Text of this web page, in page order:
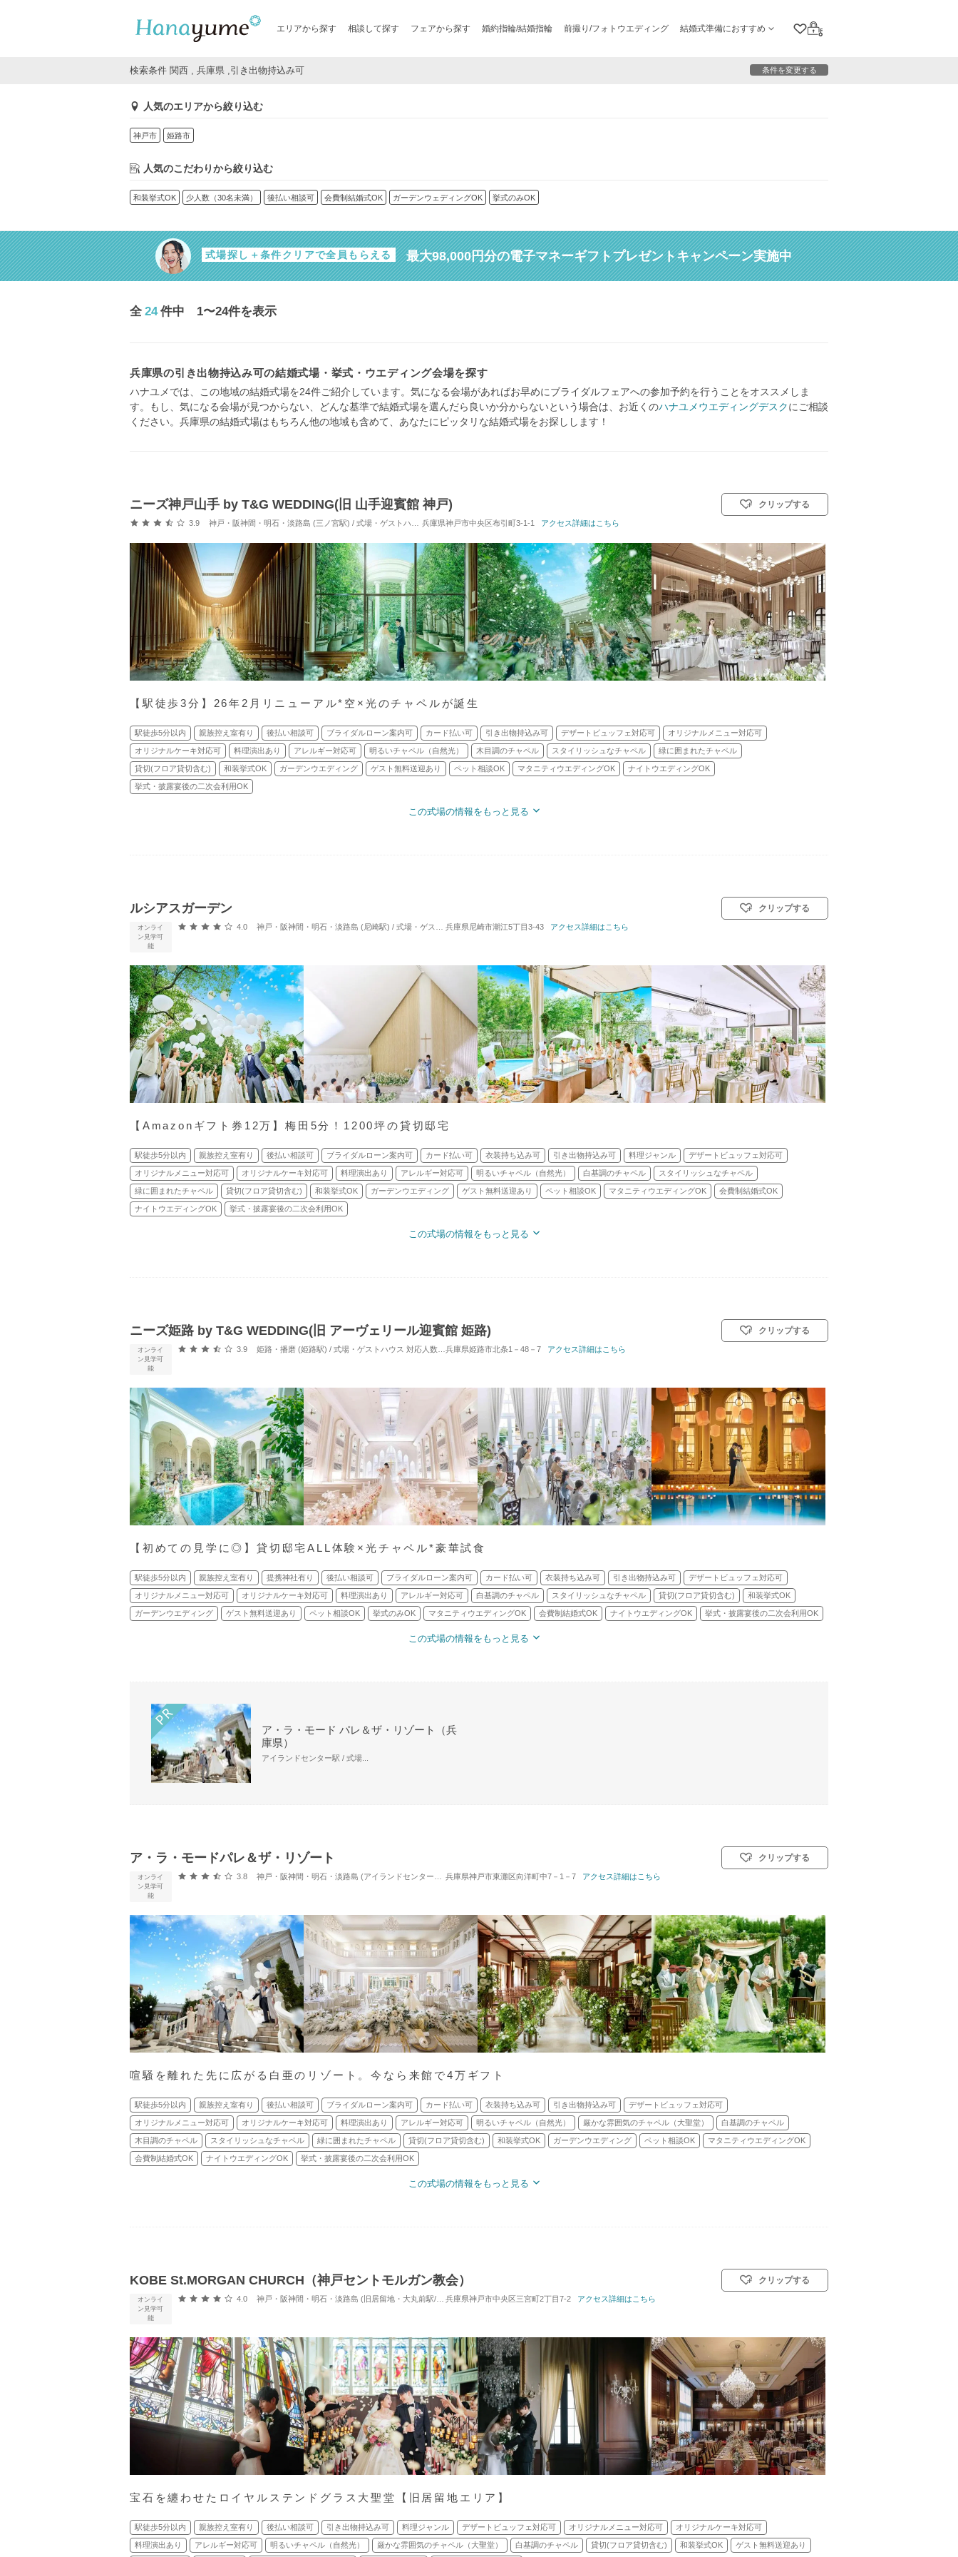
エリアから探す 相談して探す フェアから探す 婚約指輪/結婚指輪 前撮り/フォトウエディング 結婚式準備におすすめ
クリップリスト
ログイン
検索条件 関西 , 兵庫県 ,引き出物持込み可 条件を変更する
人気のエリアから絞り込む
神戸市 姫路市
人気のこだわりから絞り込む
和装挙式OK 少人数（30名未満） 後払い相談可 会費制結婚式OK ガーデンウェディングOK 挙式のみOK
式場探し＋条件クリアで全員もらえる 最大98,000円分の電子マネーギフトプレゼントキャンペーン実施中
全 24 件中 1〜24件を表示
兵庫県の引き出物持込み可の結婚式場・挙式・ウエディング会場を探す
ハナユメでは、この地域の結婚式場を24件ご紹介しています。気になる会場があればお早めにブライダルフェアへの参加予約を行うことをオススメしま
す。もし、気になる会場が見つからない、どんな基準で結婚式場を選んだら良いか分からないという場合は、お近くのハナユメウエディングデスクにご相談
ください。兵庫県の結婚式場はもちろん他の地域も含めて、あなたにピッタリな結婚式場をお探しします！
ニーズ神戸山手 by T&G WEDDING(旧 山手迎賓館 神戸)
口コミ評価
3.9 神戸・阪神間・明石・淡路島 (三ノ宮駅) / 式場・ゲストハウス 対応人数: 着席：10名 ～ 114名 挙式スタイル: 教会式(キリスト教式)／人前式／和装人前式
兵庫県神戸市中央区布引町3-1-1 アクセス詳細はこちら
クリップする
【駅徒歩3分】26年2月リニューアル*空×光のチャペルが誕生
駅徒歩5分以内 親族控え室有り 後払い相談可 ブライダルローン案内可 カード払い可 引き出物持込み可 デザートビュッフェ対応可 オリジナルメニュー対応可
オリジナルケーキ対応可 料理演出あり アレルギー対応可 明るいチャペル（自然光） 木目調のチャペル スタイリッシュなチャペル 緑に囲まれたチャペル
貸切(フロア貸切含む) 和装挙式OK ガーデンウエディング ゲスト無料送迎あり ペット相談OK マタニティウエディングOK ナイトウエディングOK
挙式・披露宴後の二次会利用OK
この式場の情報をもっと見る
ルシアスガーデン
オンライ
ン見学可
能
口コミ評価
4.0 神戸・阪神間・明石・淡路島 (尼崎駅) / 式場・ゲストハウス 対応人数: 着席：10名 ～ 120名 挙式スタイル: 教会式(キリスト教式)／人前式／和装人前式
兵庫県尼崎市潮江5丁目3-43 アクセス詳細はこちら
クリップする
【Amazonギフト券12万】梅田5分！1200坪の貸切邸宅
駅徒歩5分以内 親族控え室有り 後払い相談可 ブライダルローン案内可 カード払い可 衣装持ち込み可 引き出物持込み可 料理ジャンル デザートビュッフェ対応可
オリジナルメニュー対応可 オリジナルケーキ対応可 料理演出あり アレルギー対応可 明るいチャペル（自然光） 白基調のチャペル スタイリッシュなチャペル
緑に囲まれたチャペル 貸切(フロア貸切含む) 和装挙式OK ガーデンウエディング ゲスト無料送迎あり ペット相談OK マタニティウエディングOK 会費制結婚式OK
ナイトウエディングOK 挙式・披露宴後の二次会利用OK
この式場の情報をもっと見る
ニーズ姫路 by T&G WEDDING(旧 アーヴェリール迎賓館 姫路)
オンライ
ン見学可
能
口コミ評価
3.9 姫路・播磨 (姫路駅) / 式場・ゲストハウス 対応人数: 着席：10名 ～ 120名 挙式スタイル: 教会式(キリスト教式)／人前式／仏前式
兵庫県姫路市北条1－48－7 アクセス詳細はこちら
クリップする
【初めての見学に◎】貸切邸宅ALL体験×光チャペル*豪華試食
駅徒歩5分以内 親族控え室有り 提携神社有り 後払い相談可 ブライダルローン案内可 カード払い可 衣装持ち込み可 引き出物持込み可 デザートビュッフェ対応可
オリジナルメニュー対応可 オリジナルケーキ対応可 料理演出あり アレルギー対応可 白基調のチャペル スタイリッシュなチャペル 貸切(フロア貸切含む) 和装挙式OK
ガーデンウエディング ゲスト無料送迎あり ペット相談OK 挙式のみOK マタニティウエディングOK 会費制結婚式OK ナイトウエディングOK 挙式・披露宴後の二次会利用OK
この式場の情報をもっと見る
ア・ラ・モード パレ＆ザ・リゾート（兵
庫県）
アイランドセンター駅 / 式場...
ア・ラ・モードパレ＆ザ・リゾート
オンライ
ン見学可
能
口コミ評価
3.8 神戸・阪神間・明石・淡路島 (アイランドセンター駅) / 式場・ゲストハウス 対応人数: 着席：2名 ～ 121名 挙式スタイル: 教会式(キリスト教式)／人前式
兵庫県神戸市東灘区向洋町中7－1－7 アクセス詳細はこちら
クリップする
喧騒を離れた先に広がる白亜のリゾート。今なら来館で4万ギフト
駅徒歩5分以内 親族控え室有り 後払い相談可 ブライダルローン案内可 カード払い可 衣装持ち込み可 引き出物持込み可 デザートビュッフェ対応可
オリジナルメニュー対応可 オリジナルケーキ対応可 料理演出あり アレルギー対応可 明るいチャペル（自然光） 厳かな雰囲気のチャペル（大聖堂） 白基調のチャペル
木目調のチャペル スタイリッシュなチャペル 緑に囲まれたチャペル 貸切(フロア貸切含む) 和装挙式OK ガーデンウエディング ペット相談OK マタニティウエディングOK
会費制結婚式OK ナイトウエディングOK 挙式・披露宴後の二次会利用OK
この式場の情報をもっと見る
KOBE St.MORGAN CHURCH（神戸セントモルガン教会）
オンライ
ン見学可
能
口コミ評価
4.0 神戸・阪神間・明石・淡路島 (旧居留地・大丸前駅/ＪＲ元町駅) / 式場・ゲストハウス 対応人数: 着席：6名 ～ 130名
兵庫県神戸市中央区三宮町2丁目7-2 アクセス詳細はこちら
クリップする
宝石を纏わせたロイヤルステンドグラス大聖堂【旧居留地エリア】
駅徒歩5分以内 親族控え室有り 後払い相談可 引き出物持込み可 料理ジャンル デザートビュッフェ対応可 オリジナルメニュー対応可 オリジナルケーキ対応可
料理演出あり アレルギー対応可 明るいチャペル（自然光） 厳かな雰囲気のチャペル（大聖堂） 白基調のチャペル 貸切(フロア貸切含む) 和装挙式OK ゲスト無料送迎あり